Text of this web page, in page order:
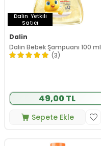
Dalin Yetkili
Satıcı
Dalin
Dalin Bebek Şampuanı 100 ml
(3)
49,00 TL
Sepete Ekle